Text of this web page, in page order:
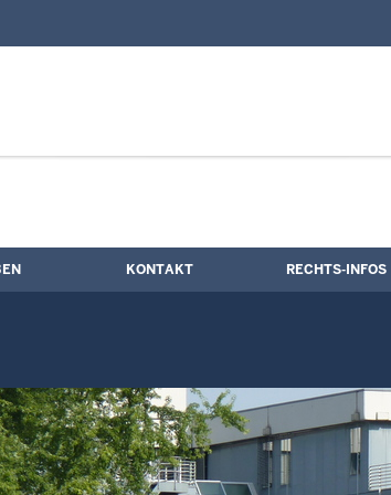
Kontaktformular
KONTAKT RECHTS-INFOS